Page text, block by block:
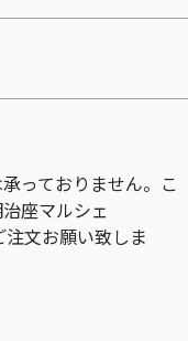
っておりません。こ
座マルシェ
文お願い致しま